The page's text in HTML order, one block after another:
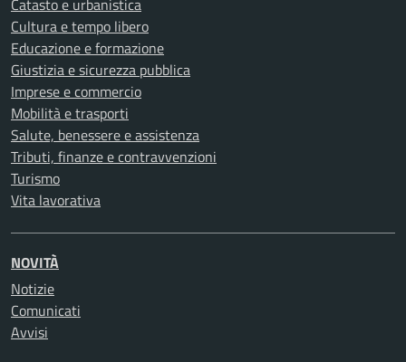
Cultura e tempo libero
Educazione e formazione
Giustizia e sicurezza pubblica
Imprese e commercio
Mobilità e trasporti
Salute, benessere e assistenza
Tributi, finanze e contravvenzioni
Turismo
Vita lavorativa
NOVITÀ
Notizie
Comunicati
Avvisi